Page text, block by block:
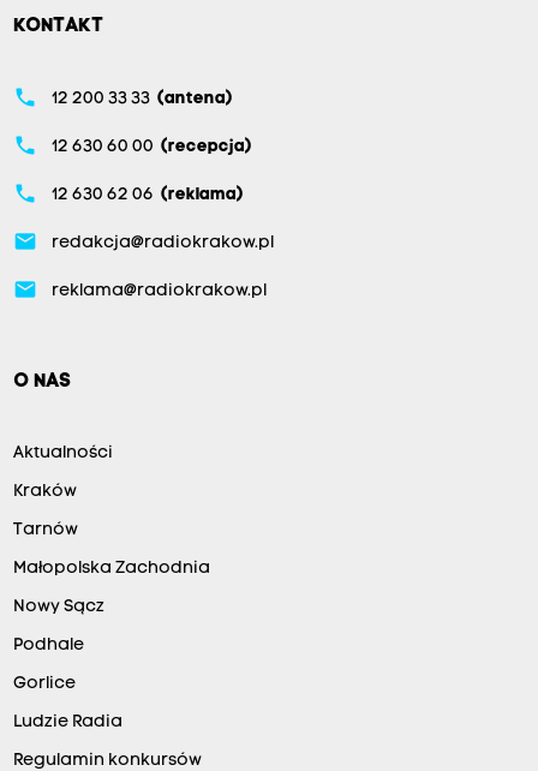
KONTAKT
phone 12 200 33 33 (antena)
phone 12 630 60 00 (recepcja)
phone 12 630 62 06 (reklama)
email redakcja@radiokrakow.pl
email reklama@radiokrakow.pl
O NAS
Aktualności
Kraków
Tarnów
Małopolska Zachodnia
Nowy Sącz
Podhale
Gorlice
Ludzie Radia
Regulamin konkursów